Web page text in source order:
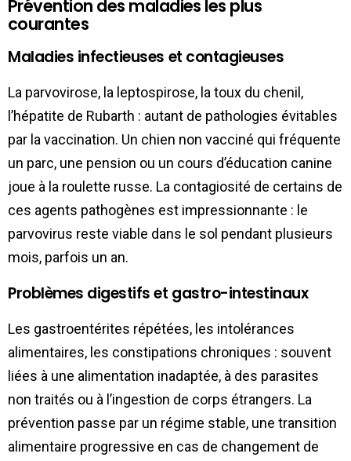
Prévention des maladies les plus
courantes
Maladies infectieuses et contagieuses
La parvovirose, la leptospirose, la toux du chenil,
l’hépatite de Rubarth : autant de pathologies évitables
par la vaccination. Un chien non vacciné qui fréquente
un parc, une pension ou un cours d’éducation canine
joue à la roulette russe. La contagiosité de certains de
ces agents pathogènes est impressionnante : le
parvovirus reste viable dans le sol pendant plusieurs
mois, parfois un an.
Problèmes digestifs et gastro-intestinaux
Les gastroentérites répétées, les intolérances
alimentaires, les constipations chroniques : souvent
liées à une alimentation inadaptée, à des parasites
non traités ou à l’ingestion de corps étrangers. La
prévention passe par un régime stable, une transition
alimentaire progressive en cas de changement de